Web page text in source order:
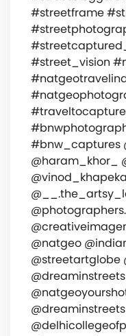
#streetframe
#street_vision
#bnw_captures
@haram_khor_
@natgeo
@streetartglobe
@dreaminstreets